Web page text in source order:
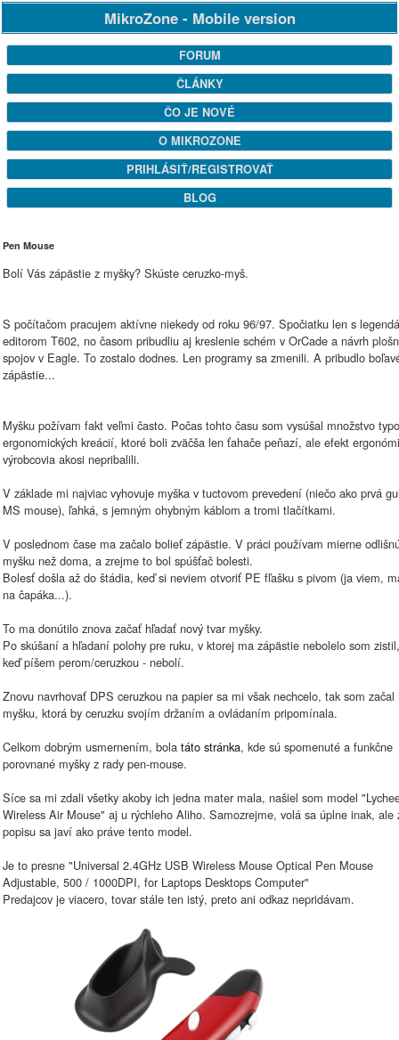
MikroZone - Mobile version
FORUM
ČLÁNKY
ČO JE NOVÉ
O MIKROZONE
PRIHLÁSIŤ/REGISTROVAŤ
BLOG
Pen Mouse
Bolí Vás zápästie z myšky? Skúste ceruzko-myš.
S počítačom pracujem aktívne niekedy od roku 96/97. Spočiatku len s
editorom T602, no časom pribudliu aj kreslenie schém v OrCade a návrh
spojov v Eagle. To zostalo dodnes. Len programy sa zmenili. A pribudlo
zápästie...
Myšku požívam fakt veľmi často. Počas tohto času som vysúšal množstvo
ergonomických kreácií, ktoré boli zväčša len ťahače peňazí, ale efekt
výrobcovia akosi nepribalili.
V základe mi najviac vyhovuje myška v tuctovom prevedení (niečo ako prvá
MS mouse), ľahká, s jemným ohybným káblom a tromi tlačítkami.
V poslednom čase ma začalo bolieť zápästie. V práci používam mierne
myšku než doma, a zrejme to bol spúšťač bolesti.
Bolesť došla až do štádia, keď si neviem otvoriť PE fľašku s pivom (ja viem,
na čapáka...).
To ma donútilo znova začať hľadať nový tvar myšky.
Po skúšaní a hľadaní polohy pre ruku, v ktorej ma zápästie nebolelo som
keď píšem perom/ceruzkou - nebolí.
Znovu navrhovať DPS ceruzkou na papier sa mi však nechcelo, tak som začal
myšku, ktorá by ceruzku svojím držaním a ovládaním pripomínala.
Celkom dobrým usmernením, bola táto stránka, kde sú spomenuté a funkčne
porovnané myšky z rady pen-mouse.
Síce sa mi zdali všetky akoby ich jedna mater mala, našiel som model
Wireless Air Mouse" aj u rýchleho Aliho. Samozrejme, volá sa úplne inak, ale
popisu sa javí ako práve tento model.
Je to presne "Universal 2.4GHz USB Wireless Mouse Optical Pen Mouse
Adjustable, 500 / 1000DPI, for Laptops Desktops Computer"
Predajcov je viacero, tovar stále ten istý, preto ani odkaz nepridávam.